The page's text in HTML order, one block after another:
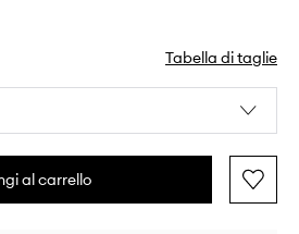
Tabella di taglie
al carrello